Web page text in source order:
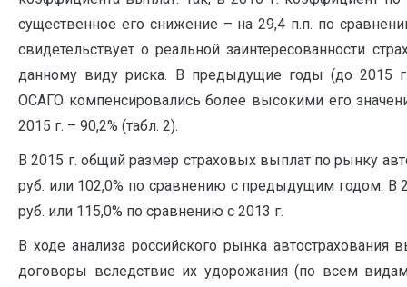
существенное его снижение – на 29,4 п.п. по
свидетельствует о реальной заинтересованности
данному виду риска. В предыдущие годы (до 2015
ОСАГО компенсировались более высокими его
2015 г. – 90,2% (табл. 2).
В 2015 г. общий размер страховых выплат по рынку
руб. или 102,0% по сравнению с предыдущим годом. В
руб. или 115,0% по сравнению с 2013 г.
В ходе анализа российского рынка
договоры вследствие их удорожания (по всем